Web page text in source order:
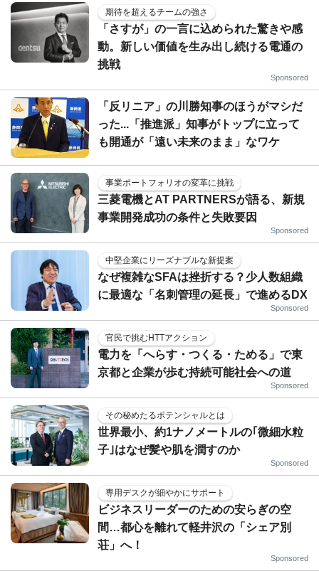
期待を超えるチームの強さ
「さすが」の一言に込められた驚きや感
動。新しい価値を生み出し続ける電通の
挑戦
Sponsored
「反リニア」の川勝知事のほうがマシだ
った...「推進派」知事がトップに立って
も開通が「遠い未来のまま」なワケ
事業ポートフォリオの変革に挑戦
三菱電機とAT PARTNERSが語る、新規
事業開発成功の条件と失敗要因
Sponsored
中堅企業にリーズナブルな新提案
なぜ複雑なSFAは挫折する？少人数組織
に最適な「名刺管理の延長」で進めるDX
Sponsored
官民で挑むHTTアクション
電力を「へらす・つくる・ためる」で東
京都と企業が歩む持続可能社会への道
Sponsored
その秘めたるポテンシャルとは
世界最小、約1ナノメートルの｢微細水粒
子｣はなぜ髪や肌を潤すのか
Sponsored
専用デスクが細やかにサポート
ビジネスリーダーのための安らぎの空
間…都心を離れて軽井沢の「シェア別
荘」へ！
Sponsored